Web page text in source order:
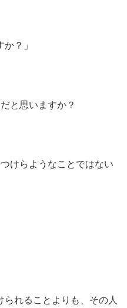
？」
と思いますか？
けらようなことではない
れることよりも、その人